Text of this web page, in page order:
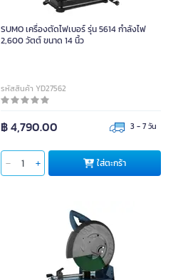
SUMO เครื่องตัดไฟเบอร์ รุ่น 5614 กำลังไฟ
2,600 วัตต์ ขนาด 14 นิ้ว
รหัสสินค้า YD27562
฿ 4,790.00 3 - 7 วัน
ใส่ตะกร้า